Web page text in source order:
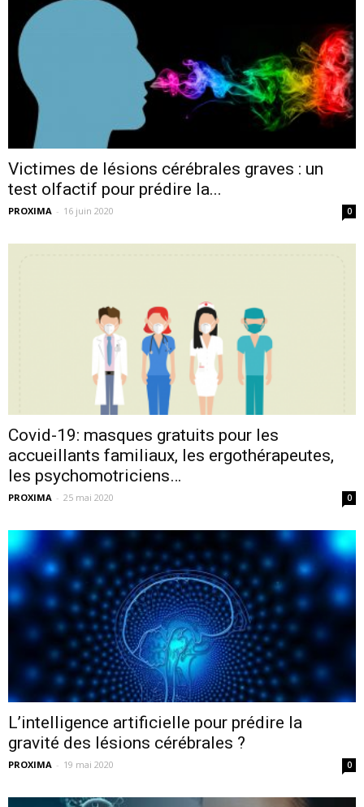
Victimes de lésions cérébrales graves : un
test olfactif pour prédire la...
PROXIMA - 16 juin 2020 0
Covid-19: masques gratuits pour les
accueillants familiaux, les ergothérapeutes,
les psychomotriciens…
PROXIMA - 25 mai 2020 0
L’intelligence artificielle pour prédire la
gravité des lésions cérébrales ?
PROXIMA - 19 mai 2020 0